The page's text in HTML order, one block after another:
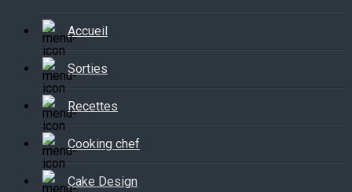
Accueil
Sorties
Recettes
Cooking chef
Cake Design